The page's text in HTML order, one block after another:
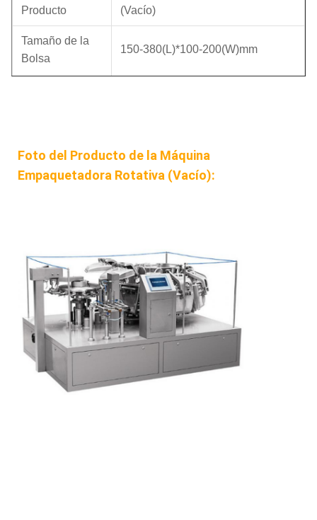
Producto
(Vacío)
Tamaño de la
Bolsa
150-380(L)*100-200(W)mm
Velocidad de
Empaquetado
20-55 BPM
Potencia
Utilizada
2.0kW/unidad
Consumo de
Aire
5-8kg f/cm³, Consumo de
aire:0.4m³/min
Ruido de
Foto del Producto de la Máquina
Empaquetadora Rotativa (Vacío):